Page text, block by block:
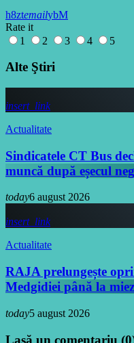
email
Rate it
1
2 3 4 5
Alte Ştiri
insert_link
Actualitate
Sindicatele CT Bus
muncă după eșecul
today6 august 2026
insert_link
Actualitate
RAJA prelungește
Medgidiei până la
today5 august 2026
Lasă un comentariu